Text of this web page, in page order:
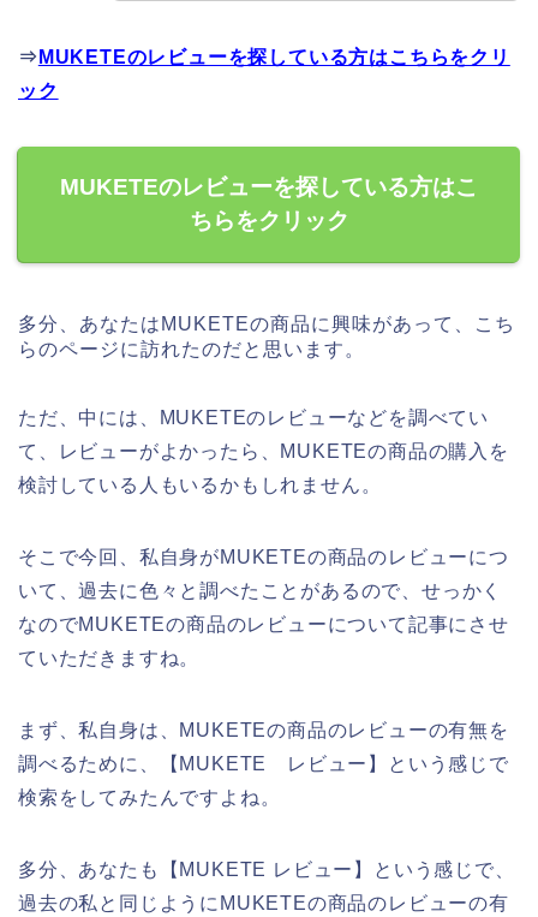
⇒ MUKETEのレビューを探している方はこちらをクリ
ック
MUKETEのレビューを探している方はこ
ちらをクリック
多分、あなたはMUKETEの商品に興味があって、こち
らのページに訪れたのだと思います。
ただ、中には、MUKETEのレビューなどを調べてい
て、レビューがよかったら、MUKETEの商品の購入を
検討している人もいるかもしれません。
そこで今回、私自身がMUKETEの商品のレビューにつ
いて、過去に色々と調べたことがあるので、せっかく
なのでMUKETEの商品のレビューについて記事にさせ
ていただきますね。
まず、私自身は、MUKETEの商品のレビューの有無を
調べるために、【MUKETE レビュー】という感じで
検索をしてみたんですよね。
多分、あなたも【MUKETE レビュー】という感じで、
過去の私と同じようにMUKETEの商品のレビューの有